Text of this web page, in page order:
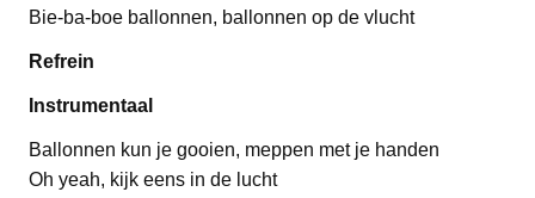
Bie-ba-boe ballonnen, ballonnen op de vlucht
Refrein
Instrumentaal
Ballonnen kun je gooien, meppen met je handen
Oh yeah, kijk eens in de lucht